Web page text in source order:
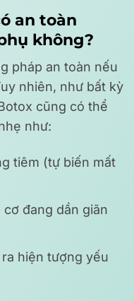
an toàn
không?
pháp an toàn nếu
nhiên, như bất kỳ
cũng có thể
như:
tiêm (tự biến mất
đang dần giãn
hiện tượng yếu